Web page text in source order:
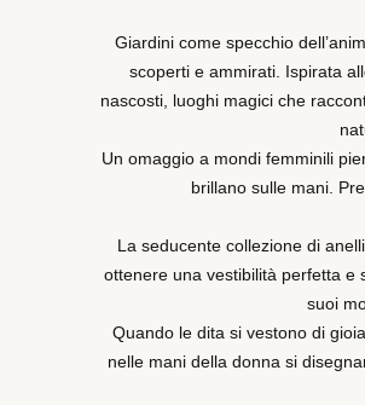
Giardini come specchio
scoperti e ammirati. Ispirata
nascosti, luoghi magici che
Un omaggio a mondi femminili
brillano sulle mani.
La seducente collezione di
ottenere una vestibilità perfetta e
suoi
Quando le dita si vestono di
nelle mani della donna si